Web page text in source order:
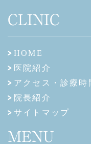
CLINIC
HOME
医院紹介
アクセス・診療時
院長紹介
サイトマップ
MENU